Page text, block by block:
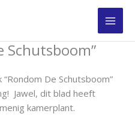
Schutsboom”
De Schutsboom”
Jawel, dit blad heeft
kamerplant.